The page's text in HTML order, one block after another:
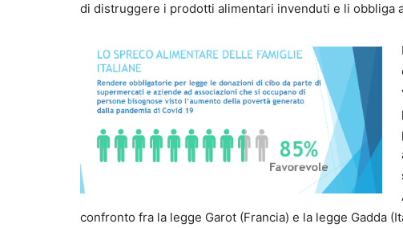
di distruggere i prodotti alimentari invenduti e li obbliga
confronto fra la legge Garot (Francia) e la legge Gadda